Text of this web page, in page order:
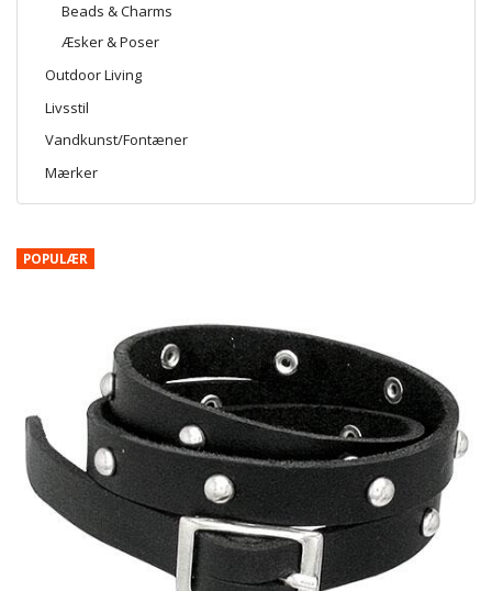
Beads & Charms
Æsker & Poser
Outdoor Living
Livsstil
Vandkunst/Fontæner
Mærker
POPULÆR